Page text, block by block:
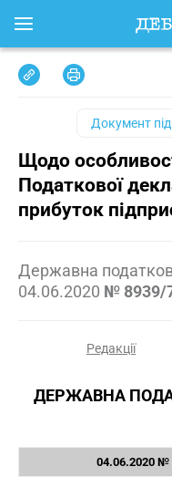
Документ
Щодо
Податкової
прибуток
Державна
04.06.2020 № 8939/
Редакції
ДЕРЖАВНА
04.06.2020 №